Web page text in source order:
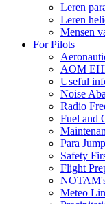
Leren
Leren
Mensen
For Pilots
AOM
Useful
Noise
Radio
Fuel and
Para
Safety
Flight
Meteo